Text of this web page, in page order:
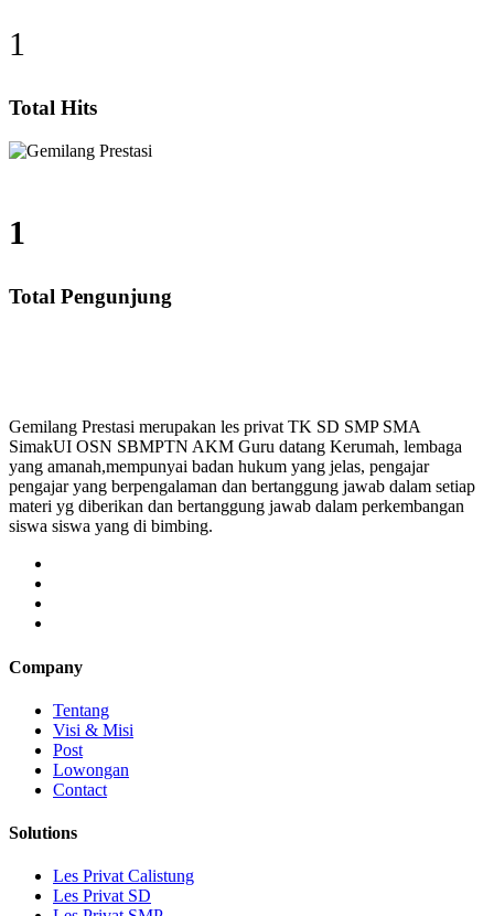
1
Total Hits
1
Total Pengunjung
Gemilang Prestasi merupakan les privat TK SD SMP SMA
SimakUI OSN SBMPTN AKM Guru datang Kerumah, lembaga
yang amanah,mempunyai badan hukum yang jelas, pengajar
pengajar yang berpengalaman dan bertanggung jawab dalam setiap
materi yg diberikan dan bertanggung jawab dalam perkembangan
siswa siswa yang di bimbing.
Company
Tentang
Visi & Misi
Post
Lowongan
Contact
Solutions
Les Privat Calistung
Les Privat SD